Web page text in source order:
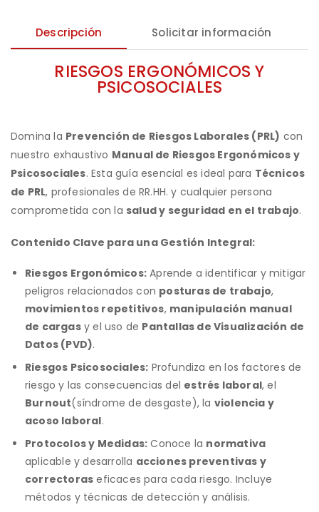
Descripción Solicitar información
RIESGOS ERGONÓMICOS Y
PSICOSOCIALES
Domina la Prevención de Riesgos Laborales (PRL) con
nuestro exhaustivo Manual de Riesgos Ergonómicos y
Psicosociales. Esta guía esencial es ideal para Técnicos
de PRL, profesionales de RR.HH. y cualquier persona
comprometida con la salud y seguridad en el trabajo.
Contenido Clave para una Gestión Integral:
Riesgos Ergonómicos: Aprende a identificar y mitigar
peligros relacionados con posturas de trabajo,
movimientos repetitivos, manipulación manual
de cargasy el uso de Pantallas de Visualización de
Datos (PVD).
Riesgos Psicosociales: Profundiza en los factores de
riesgo y las consecuencias del estrés laboral, el
Burnout(síndrome de desgaste), la violencia y
acoso laboral.
Protocolos y Medidas: Conoce la normativa
aplicable y desarrolla acciones preventivas y
correctoras eficaces para cada riesgo. Incluye
métodos y técnicas de detección y análisis.